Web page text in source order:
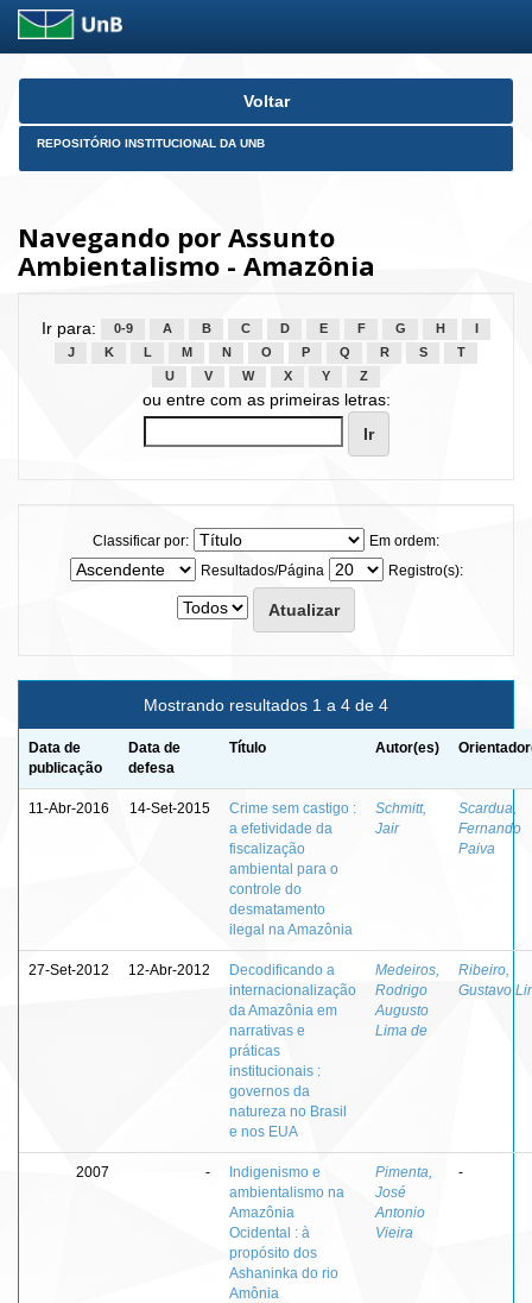
Skip
Voltar
REPOSITÓRIO INSTITUCIONAL DA UNB
Navegando por Assunto
Ambientalismo - Amazônia
Ir para: 0-9 A B C D E F G H
J
K L M N O P Q R S
T
U
V W X Y Z
ou entre com as primeiras letras:
Classificar por:
Em ordem:
Resultados/Página
Registro(s):
Mostrando resultados 1 a 4 de 4
Data de
publicação
Data de
defesa
Título Autor(es)
11-Abr-2016 14-Set-2015
Crime sem castigo :
a efetividade da
fiscalização
ambiental para o
controle do
desmatamento
ilegal na Amazônia
Schmitt,
Jair
Scardua,
Fernando
Paiva
27-Set-2012 12-Abr-2012
Decodificando a
internacionalização
da Amazônia em
narrativas e
práticas
institucionais :
governos da
natureza no Brasil
e nos EUA
Medeiros,
Rodrigo
Augusto
Lima de
Ribeiro,
Gustavo
2007 -
Indigenismo e
ambientalismo na
Amazônia
Ocidental : à
propósito dos
Ashaninka do rio
Amônia
Pimenta,
José
Antonio
Vieira
-